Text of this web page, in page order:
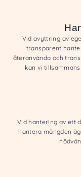
Vid avyttring av
transparent
återanvända och
kan vi
Vid hantering av ett
hantera mängden